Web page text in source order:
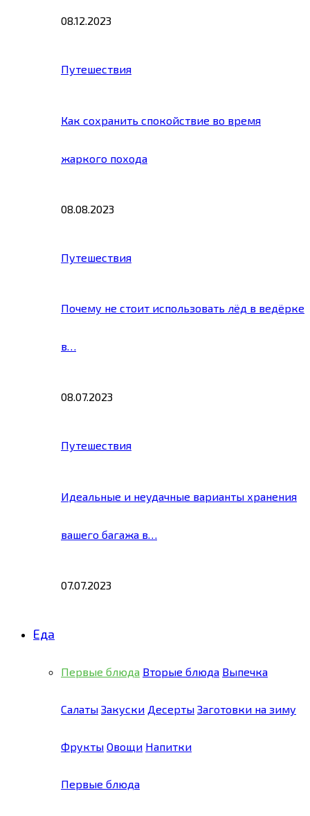
08.12.2023
Путешествия
Как сохранить спокойствие во время
жаркого похода
08.08.2023
Путешествия
Почему не стоит использовать лёд в ведёрке
в…
08.07.2023
Путешествия
Идеальные и неудачные варианты хранения
вашего багажа в…
07.07.2023
Еда
Первые блюда Вторые блюда Выпечка
Салаты Закуски Десерты Заготовки на зиму
Фрукты Овощи Напитки
Первые блюда